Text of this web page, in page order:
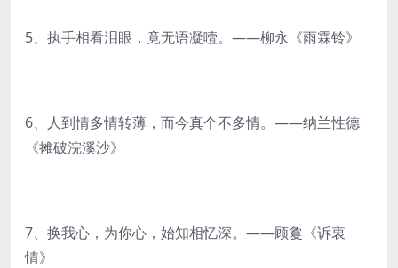
5、执手相看泪眼，竟无语凝噎。——柳永《雨霖铃》
6、人到情多情转薄，而今真个不多情。——纳兰性德
《摊破浣溪沙》
7、换我心，为你心，始知相忆深。——顾敻《诉衷
情》